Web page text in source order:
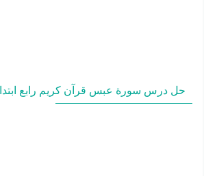
حل درس سورة عبس قرآن كريم رابع